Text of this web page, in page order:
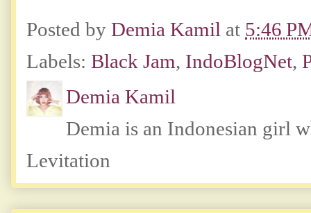
Posted by Demia Kamil at 5:46
Labels: Black Jam, IndoBlogNet,
Demia Kamil
Demia is an Indonesian girl
Levitation